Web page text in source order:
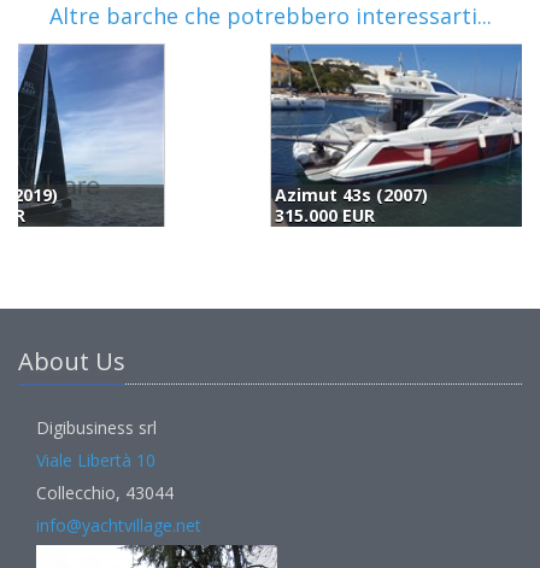
Altre barche che potrebbero interessarti...
Azimut 43s (2007)
315.000 EUR
About Us
Digibusiness srl
Viale Libertà 10
Collecchio, 43044
info@yachtvillage.net